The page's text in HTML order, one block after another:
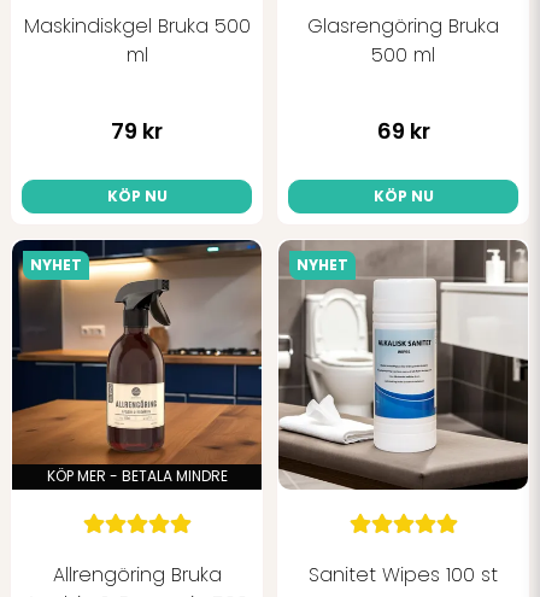
Maskindiskgel Bruka 500
ml
79 kr
KÖP NU
Glasrengöring Bruka
500 ml
69 kr
KÖP NU
KÖP MER - BETALA MINDRE
Allrengöring Bruka
NYHET
Sanitet Wipes 100 st
NYHET
Skicka fråga